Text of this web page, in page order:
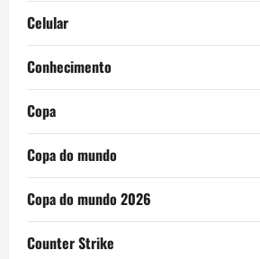
Celular
Conhecimento
Copa
Copa do mundo
Copa do mundo 2026
Counter Strike